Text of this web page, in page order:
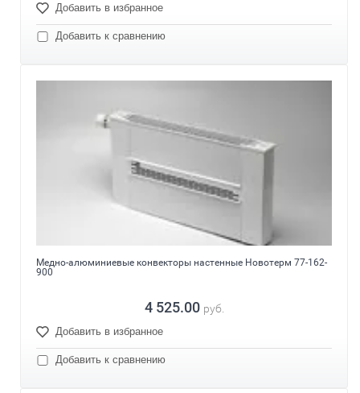
Добавить в избранное
Добавить к сравнению
Медно-алюминиевые конвекторы настенные Новотерм 77-162-
900
4 525.00 руб.
Добавить в избранное
Добавить к сравнению